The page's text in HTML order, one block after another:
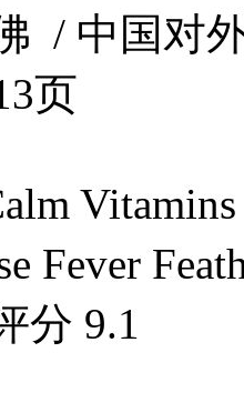
/ 中国对
页
Fever
分 9.1